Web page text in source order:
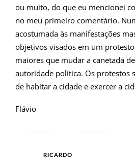
ou muito, do que eu mencionei
no meu primeiro comentário.
acostumada às manifestações
objetivos visados em um
maiores que mudar a canetada
autoridade política. Os protestos
de habitar a cidade e exercer a
Flávio
RICARDO